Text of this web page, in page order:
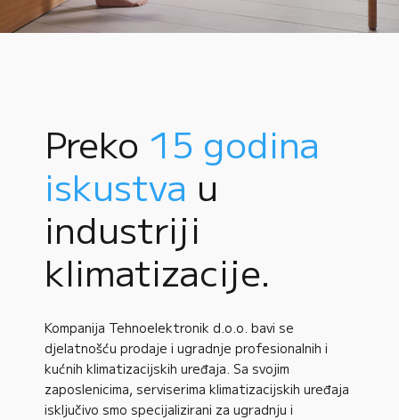
Preko 15 godina
iskustva u
industriji
klimatizacije.
Kompanija Tehnoelektronik d.o.o. bavi se
djelatnošću prodaje i ugradnje profesionalnih i
kućnih klimatizacijskih uređaja. Sa svojim
zaposlenicima, serviserima klimatizacijskih uređaja
isključivo smo specijalizirani za ugradnju i